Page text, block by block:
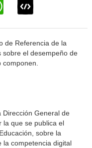
de Referencia de la
sobre el desempeño de
componen.
Dirección General de
la que se publica el
sobre la
competencia digital